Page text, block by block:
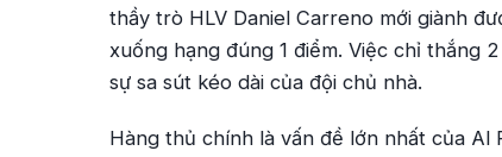
thầy trò HLV Daniel Carreno mới giành
xuống hạng đúng 1 điểm. Việc chỉ thắng
sự sa sút kéo dài của đội chủ nhà.
Hàng thủ chính là vấn đề lớn nhất của